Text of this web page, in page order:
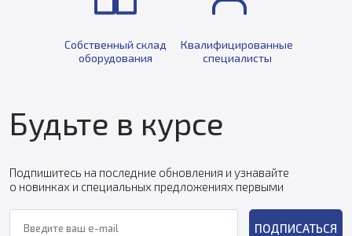
Собственный склад
оборудования
Квалифицированные
специалисты
Будьте в курсе
Подпишитесь на последние обновления и узнавайте
о новинках и специальных предложениях первыми
ПОДПИСАТЬСЯ